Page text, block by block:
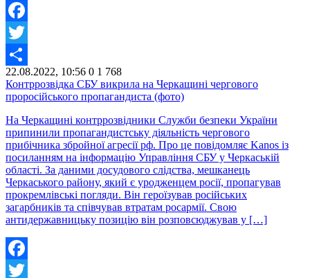
Facebook
Twitter
Share
22.08.2022, 10:56 0 1 768
Контррозвідка СБУ викрила на Черкащині чергового
проросійського пропагандиста (фото)
На Черкащині контррозвідники Служби безпеки України
припинили пропагандистську діяльність чергового
прибічника збройної агресії рф. Про це повідомляє Kanos із
посиланням на інформацію Управління СБУ у Черкаській
області. За даними досудового слідства, мешканець
Черкаського району, який є уродженцем росії, пропагував
прокремлівські погляди. Він героїзував російських
загарбників та співчував втратам росармії. Свою
антидержавницьку позицію він розповсюджував у […]
Facebook